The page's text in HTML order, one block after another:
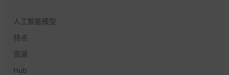
人工智能模型
特点
资源
Hub